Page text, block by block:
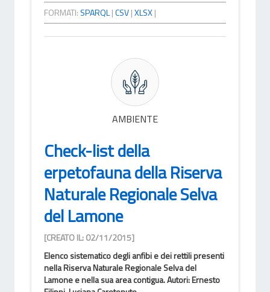
FORMATI: SPARQL|CSV|XLSX|
AMBIENTE
Check-list della
erpetofauna della Riserva
Naturale Regionale Selva
del Lamone
[CREATO IL: 02/11/2015]
Elenco sistematico degli anfibi e dei rettili presenti
nella Riserva Naturale Regionale Selva del
Lamone e nella sua area contigua. Autori: Ernesto